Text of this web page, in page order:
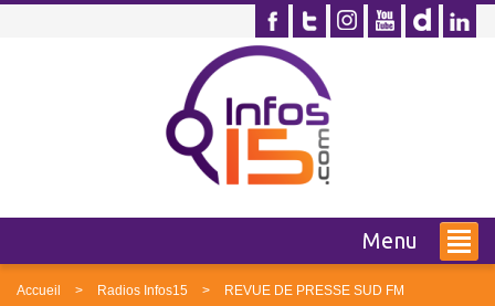
Menu
Accueil Radios Infos15 REVUE DE PRESSE SUD FM